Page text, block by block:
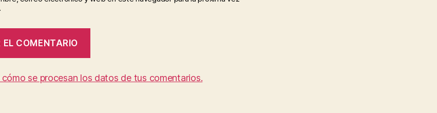
cómo se procesan los datos de tus comentarios.